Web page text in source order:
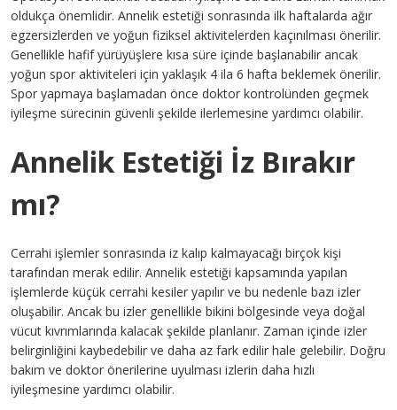
oldukça önemlidir. Annelik estetiği sonrasında ilk haftalarda ağır
egzersizlerden ve yoğun fiziksel aktivitelerden kaçınılması önerilir.
Genellikle hafif yürüyüşlere kısa süre içinde başlanabilir ancak
yoğun spor aktiviteleri için yaklaşık 4 ila 6 hafta beklemek önerilir.
Spor yapmaya başlamadan önce doktor kontrolünden geçmek
iyileşme sürecinin güvenli şekilde ilerlemesine yardımcı olabilir.
Annelik Estetiği İz Bırakır
mı?
Cerrahi işlemler sonrasında iz kalıp kalmayacağı birçok kişi
tarafından merak edilir. Annelik estetiği kapsamında yapılan
işlemlerde küçük cerrahi kesiler yapılır ve bu nedenle bazı izler
oluşabilir. Ancak bu izler genellikle bikini bölgesinde veya doğal
vücut kıvrımlarında kalacak şekilde planlanır. Zaman içinde izler
belirginliğini kaybedebilir ve daha az fark edilir hale gelebilir. Doğru
bakım ve doktor önerilerine uyulması izlerin daha hızlı
iyileşmesine yardımcı olabilir.